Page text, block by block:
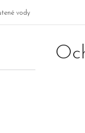
vody